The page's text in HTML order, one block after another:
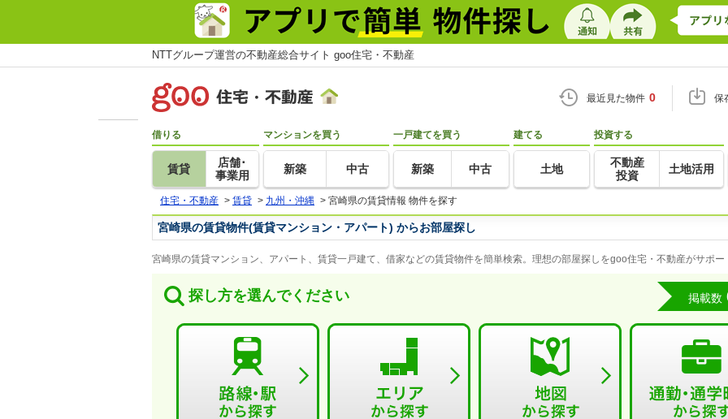
NTTグループ運営の不動産総合サイト goo住宅・不動産
最近見た物件 0 保
借りる
賃貸
店舗･
事業用
マンションを買う
新築 中古
一戸建てを買う
新築 中古
建てる
土地
投資する
不動産
投資
土地活用
住宅・不動産 > 賃貸 > 九州・沖縄 > 宮崎県の賃貸情報 物件を探す
宮崎県の賃貸物件(賃貸マンション・アパート) からお部屋探し
宮崎県の賃貸マンション、アパート、賃貸一戸建て、借家などの賃貸物件を簡単検索。理想の部屋探しをgoo住宅・不動産がサポー
探し方を選んでください 掲載数